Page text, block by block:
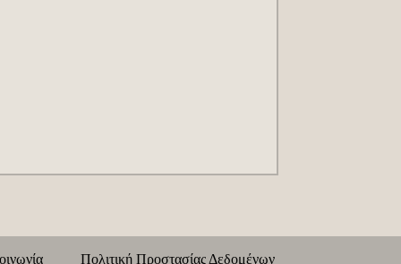
Πολιτική Προστασίας Δεδομένων